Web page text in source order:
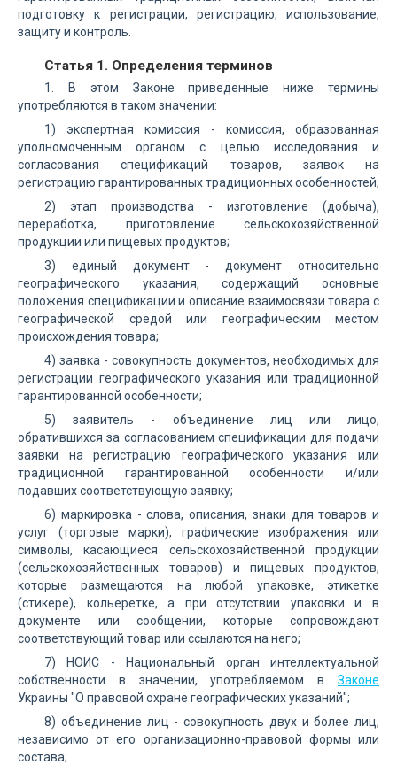
подготовку к регистрации, регистрацию, использование,
защиту и контроль.
Статья 1. Определения терминов
1. В этом Законе приведенные ниже термины
употребляются в таком значении:
1) экспертная комиссия - комиссия, образованная
уполномоченным органом с целью исследования и
согласования спецификаций товаров, заявок на
регистрацию гарантированных традиционных особенностей;
2) этап производства - изготовление (добыча),
переработка, приготовление сельскохозяйственной
продукции или пищевых продуктов;
3) единый документ - документ относительно
географического указания, содержащий основные
положения спецификации и описание взаимосвязи товара с
географической средой или географическим местом
происхождения товара;
4) заявка - совокупность документов, необходимых для
регистрации географического указания или традиционной
гарантированной особенности;
5) заявитель - объединение лиц или лицо,
обратившихся за согласованием спецификации для подачи
заявки на регистрацию географического указания или
традиционной гарантированной особенности и/или
подавших соответствующую заявку;
6) маркировка - слова, описания, знаки для товаров и
услуг (торговые марки), графические изображения или
символы, касающиеся сельскохозяйственной продукции
(сельскохозяйственных товаров) и пищевых продуктов,
которые размещаются на любой упаковке, этикетке
(стикере), кольеретке, а при отсутствии упаковки и в
документе или сообщении, которые сопровождают
соответствующий товар или ссылаются на него;
7) НОИС - Национальный орган интеллектуальной
собственности в значении, употребляемом в Законе
Украины "О правовой охране географических указаний";
8) объединение лиц - совокупность двух и более лиц,
независимо от его организационно-правовой формы или
состава;